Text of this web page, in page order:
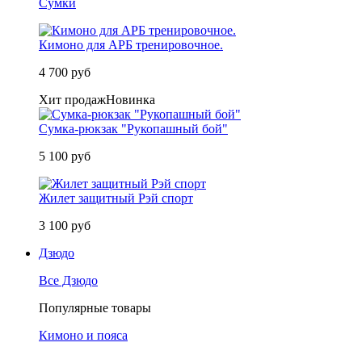
Сумки
Кимоно для АРБ тренировочное.
4 700 руб
Хит продажНовинка
Сумка-рюкзак "Рукопашный бой"
5 100 руб
Жилет защитный Рэй спорт
3 100 руб
Дзюдо
Все Дзюдо
Популярные товары
Кимоно и пояса